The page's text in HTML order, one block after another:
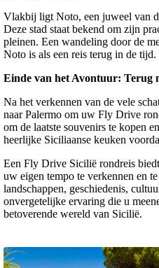
Vlakbij ligt Noto, een juweel van
Deze stad staat bekend om zijn
pleinen. Een wandeling door de
Noto is als een reis terug in de tijd.
Einde van het Avontuur: Terug
Na het verkennen van de vele
naar Palermo om uw Fly Drive
om de laatste souvenirs te kopen
heerlijke Siciliaanse keuken
Een Fly Drive Sicilië rondreis
uw eigen tempo te verkennen en
landschappen, geschiedenis,
onvergetelijke ervaring die u
betoverende wereld van Sicilië.